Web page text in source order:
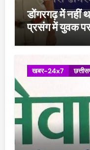
डोंगरगढ़ में नहीं
प्रसंग में युवक
खबर-24x7